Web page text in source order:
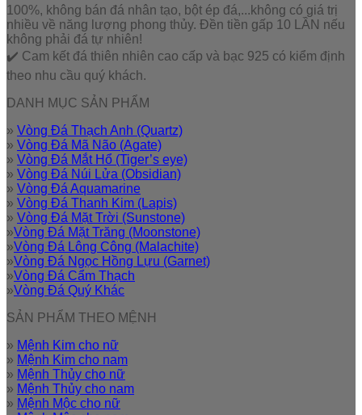
100%, không bán đá nhân tạo, bột ép đá,...không có giá trị
nhiều về năng lượng phong thủy. Đền tiền gấp 10 LẦN nếu
không phải đá tự nhiên!
✔️ Cam kết đá thiên nhiên cao cấp và bạc 925 có kiểm định
theo nhu cầu quý khách.
DANH MỤC SẢN PHẨM
» Vòng Đá Thạch Anh (Quartz)
» Vòng Đá Mã Não (Agate)
» Vòng Đá Mắt Hổ (Tiger’s eye)
» Vòng Đá Núi Lửa (Obsidian)
» Vòng Đá Aquamarine
» Vòng Đá Thanh Kim (Lapis)
» Vòng Đá Mặt Trời (Sunstone)
»Vòng Đá Mặt Trăng (Moonstone)
»Vòng Đá Lông Công (Malachite)
»Vòng Đá Ngọc Hồng Lựu (Garnet)
»Vòng Đá Cẩm Thạch
»Vòng Đá Quý Khác
SẢN PHẨM THEO MỆNH
» Mệnh Kim cho nữ
» Mệnh Kim cho nam
» Mệnh Thủy cho nữ
» Mệnh Thủy cho nam
» Mệnh Mộc cho nữ